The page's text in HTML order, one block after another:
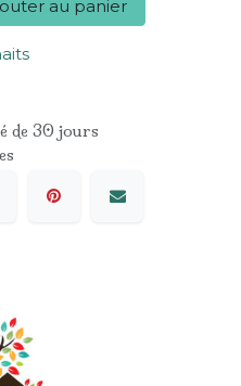
au panier
de 30 jours